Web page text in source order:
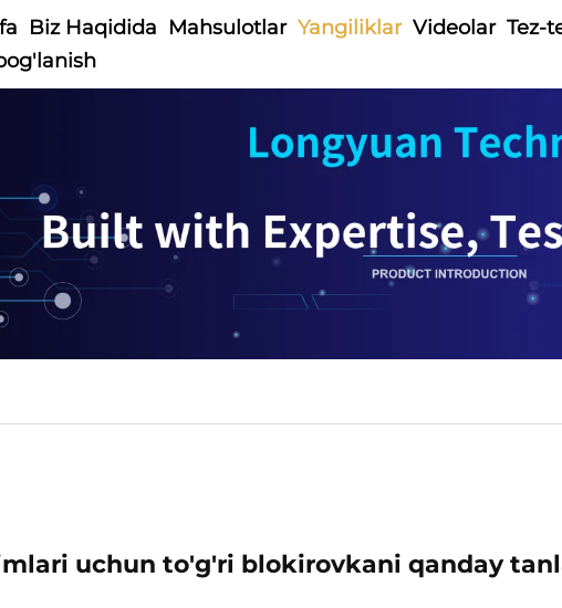
Biz Haqidida Mahsulotlar Yangiliklar Videolar Tez-
uchun to'g'ri blokirovkani qanday